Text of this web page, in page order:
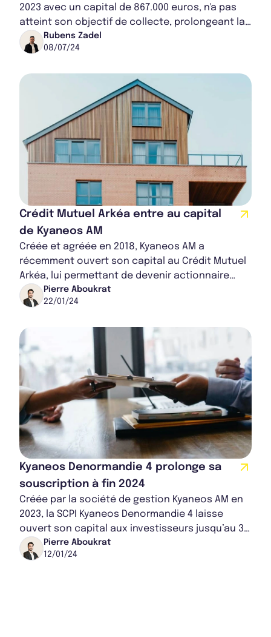
2023 avec un capital de 867.000 euros, n'a pas
atteint son objectif de collecte, prolongeant la
souscription jusqu'à fin 2024. Pour co...
Rubens Zadel
08/07/24
Crédit Mutuel Arkéa entre au capital
de Kyaneos AM
Créée et agréée en 2018, Kyaneos AM a
récemment ouvert son capital au Crédit Mutuel
Arkéa, lui permettant de devenir actionnaire
minoritaire. Cette initiative témoigne de la
volont...
Pierre Aboukrat
22/01/24
Kyaneos Denormandie 4 prolonge sa
souscription à fin 2024
Créée par la société de gestion Kyaneos AM en
2023, la SCPI Kyaneos Denormandie 4 laisse
ouvert son capital aux investisseurs jusqu’au 31
décembre 2024. Cette extension intervient...
Pierre Aboukrat
12/01/24